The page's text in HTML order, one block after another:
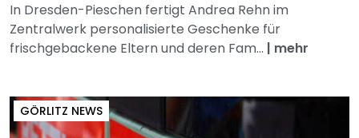
In Dresden-Pieschen fertigt Andrea Rehn im
Zentralwerk personalisierte Geschenke für
frischgebackene Eltern und deren Fam... | mehr
GÖRLITZ NEWS